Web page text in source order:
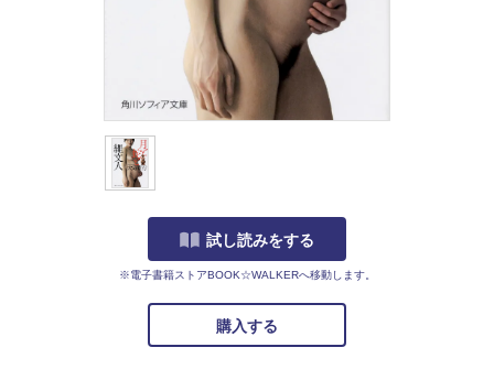
試し読みをする
※電子書籍ストアBOOK☆WALKERへ移動します。
購入する